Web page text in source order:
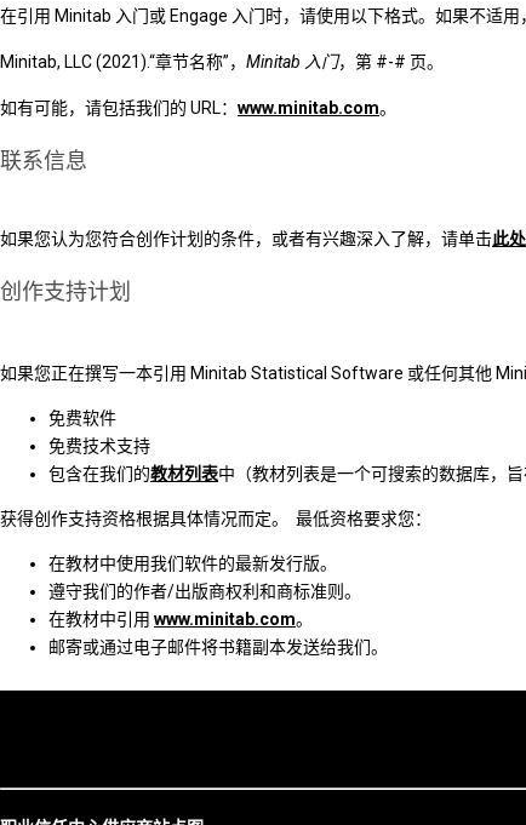
在引用 Minitab 入门或 Engage 入门时，请使用以下格式。如果不适用
Minitab, LLC (2021).“章节名称”， Minitab 入门，第 #-# 页。
如有可能，请包括我们的 URL： www.minitab.com。
联系信息
如果您认为您符合创作计划的条件，或者有兴趣深入了解，请单击此处
创作支持计划
如果您正在撰写一本引用 Minitab Statistical Software 或任何其他
免费软件
免费技术支持
包含在我们的教材列表中（教材列表是一个可搜索的数据库，
获得创作支持资格根据具体情况而定。 最低资格要求您：
在教材中使用我们软件的最新发行版。
遵守我们的作者/出版商权利和商标准则。
在教材中引用 www.minitab.com。
邮寄或通过电子邮件将书籍副本发送给我们。